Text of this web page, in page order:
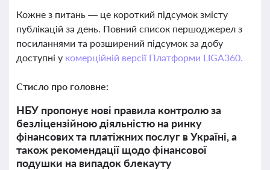
Кожне з питань — це короткий підсумок змісту
публікацій за день. Повний список першоджерел з
посиланнями та розширений підсумок за добу
доступні у комерційній версії Платформи LIGA360.
Стисло про головне:
НБУ пропонує нові правила контролю за
безліцензійною діяльністю на ринку
фінансових та платіжних послуг в Україні, а
також рекомендації щодо фінансової
подушки на випадок блекауту